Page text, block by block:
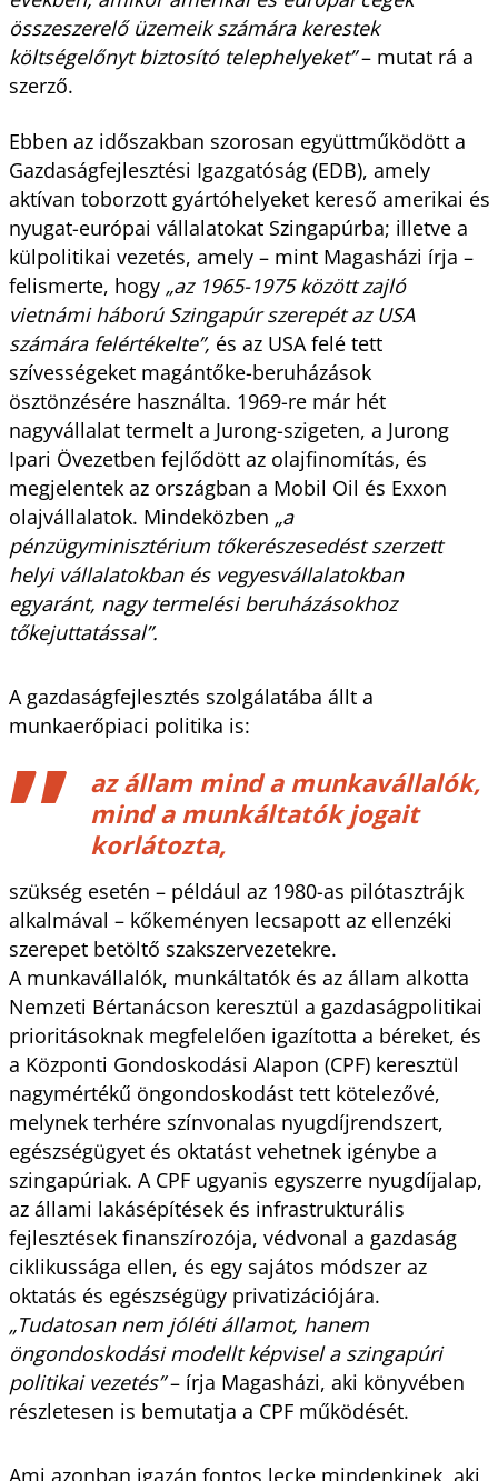
összeszerelő üzemeik számára kerestek
költségelőnyt biztosító telephelyeket”– mutat rá a
szerző.
Ebben az időszakban szorosan együttműködött a
Gazdaságfejlesztési Igazgatóság (EDB), amely
aktívan toborzott gyártóhelyeket kereső amerikai és
nyugat-európai vállalatokat Szingapúrba; illetve a
külpolitikai vezetés, amely – mint Magasházi írja –
felismerte, hogy „az 1965-1975 között zajló
vietnámi háború Szingapúr szerepét az USA
számára felértékelte”, és az USA felé tett
szívességeket magántőke-beruházások
ösztönzésére használta. 1969-re már hét
nagyvállalat termelt a Jurong-szigeten, a Jurong
Ipari Övezetben fejlődött az olajfinomítás, és
megjelentek az országban a Mobil Oil és Exxon
olajvállalatok. Mindeközben „a
pénzügyminisztérium tőkerészesedést szerzett
helyi vállalatokban és vegyesvállalatokban
egyaránt, nagy termelési beruházásokhoz
tőkejuttatással”.
A gazdaságfejlesztés szolgálatába állt a
munkaerőpiaci politika is:
az állam mind a munkavállalók,
mind a munkáltatók jogait
korlátozta,
szükség esetén – például az 1980-as pilótasztrájk
alkalmával – kőkeményen lecsapott az ellenzéki
szerepet betöltő szakszervezetekre.
A munkavállalók, munkáltatók és az állam alkotta
Nemzeti Bértanácson keresztül a gazdaságpolitikai
prioritásoknak megfelelően igazította a béreket, és
a Központi Gondoskodási Alapon (CPF) keresztül
nagymértékű öngondoskodást tett kötelezővé,
melynek terhére színvonalas nyugdíjrendszert,
egészségügyet és oktatást vehetnek igénybe a
szingapúriak. A CPF ugyanis egyszerre nyugdíjalap,
az állami lakásépítések és infrastrukturális
fejlesztések finanszírozója, védvonal a gazdaság
ciklikussága ellen, és egy sajátos módszer az
oktatás és egészségügy privatizációjára.
„Tudatosan nem jóléti államot, hanem
öngondoskodási modellt képvisel a szingapúri
politikai vezetés”– írja Magasházi, aki könyvében
részletesen is bemutatja a CPF működését.
Ami azonban igazán fontos lecke mindenkinek, aki